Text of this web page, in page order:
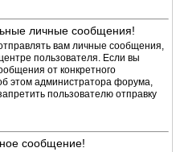
личные сообщения!
вам личные сообщения,
пользователя. Если вы
от конкретного
этом администратора форума,
пользователю отправку
сообщение!